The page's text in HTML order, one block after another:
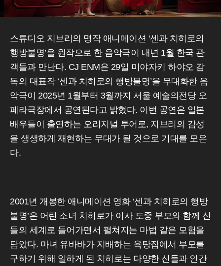
스튜디오 지브리의 명작 애니메이션 ‘센과 치히로의
행방불명’을 원작으로 한 음악극이 내년 1월 한국 관
객들과 만난다. CJ ENM은 29일 미야자키 하야오 감
독의 대표작 ‘센과 치히로의 행방불명’을 무대화한 음
악극이 2025년 1월부터 3월까지 서울 예술의전당 오
페라극장에서 공연된다고 밝혔다. 이번 공연은 일본
배우들이 출연하는 오리지널 투어로, 지브리의 감성
을 생생하게 재현하는 무대가 될 것으로 기대를 모은
다.
2001년 개봉한 애니메이션 영화 ‘센과 치히로의 행방
불명’은 어린 소녀 치히로가 이사 도중 부모와 함께 신
들의 세계로 들어가면서 펼쳐지는 마법 같은 모험을
담았다. 마녀 유바바가 지배하는 욕탕집에서 부모를
구하기 위해 일하게 된 치히로는 다양한 신들과 인간